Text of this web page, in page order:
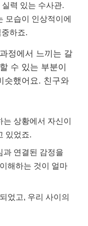
력 있는 수사관.
모습이 인상적이에
하죠.
정에서 느끼는 갈
수 있는 부분이
슷했어요. 친구와
는 상황에서 자신이
있었죠.
과 연결된 감정을
해하는 것이 얼마
었고, 우리 사이의